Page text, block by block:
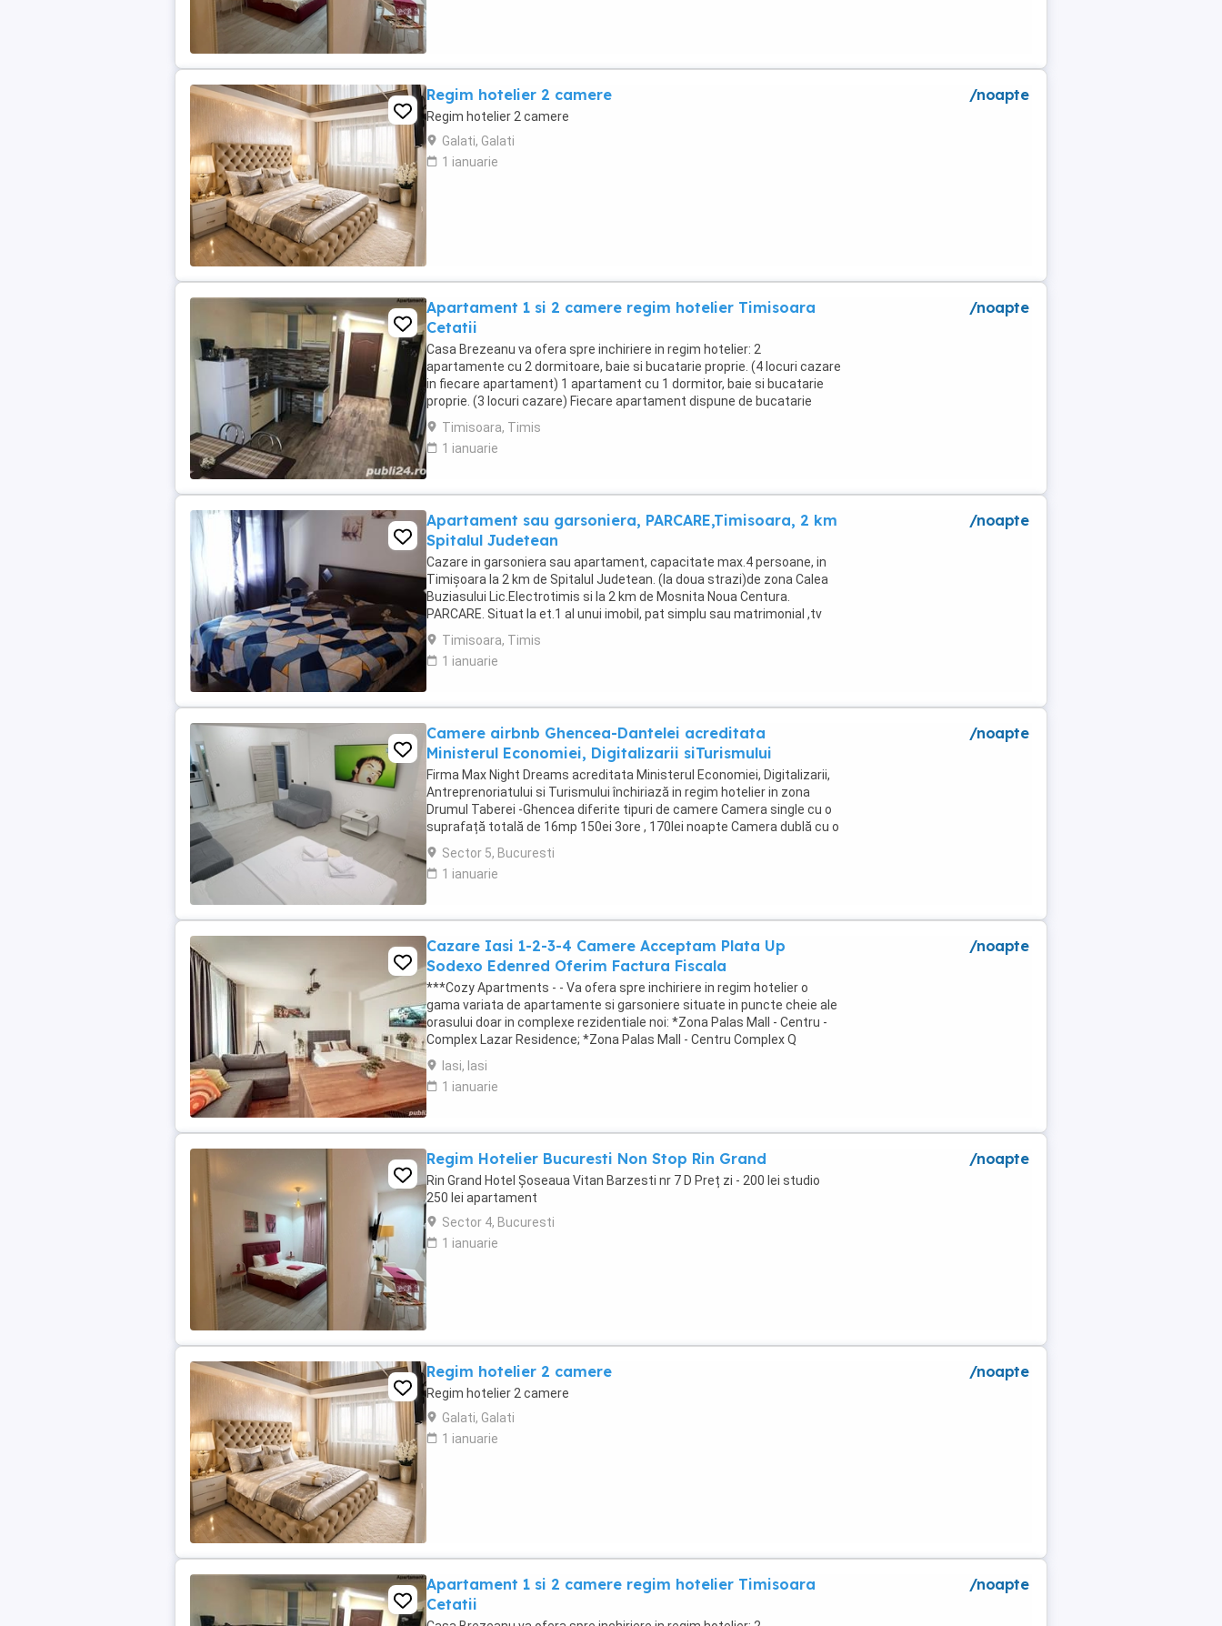
Regim hotelier 2 camere
Regim hotelier 2 camere
Galati, Galati
1 ianuarie
/noapte
Apartament 1 si 2 camere regim hotelier Timisoara
Cetatii
Casa Brezeanu va ofera spre inchiriere in regim hotelier: 2
apartamente cu 2 dormitoare, baie si bucatarie proprie. (4 locuri cazare
in fiecare apartament) 1 apartament cu 1 dormitor, baie si bucatarie
proprie. (3 locuri cazare) Fiecare apartament dispune de bucatarie
complet utilata,baie cu cabina ...
Timisoara, Timis
1 ianuarie
/noapte
Apartament sau garsoniera, PARCARE,Timisoara, 2 km
Spitalul Judetean
Cazare in garsoniera sau apartament, capacitate max.4 persoane, in
Timișoara la 2 km de Spitalul Judetean. (la doua strazi)de zona Calea
Buziasului Lic.Electrotimis si la 2 km de Mosnita Noua Centura.
PARCARE. Situat la et.1 al unui imobil, pat simplu sau matrimonial ,tv
+wifi , frigider, mașină spălat, ...
Timisoara, Timis
1 ianuarie
/noapte
Camere airbnb Ghencea-Dantelei acreditata
Ministerul Economiei, Digitalizarii siTurismului
Firma Max Night Dreams acreditata Ministerul Economiei, Digitalizarii,
Antreprenoriatului si Turismului închiriază in regim hotelier in zona
Drumul Taberei -Ghencea diferite tipuri de camere Camera single cu o
suprafață totală de 16mp 150ei 3ore , 170lei noapte Camera dublă cu o
suprafață totală de ...
Sector 5, Bucuresti
1 ianuarie
/noapte
Cazare Iasi 1-2-3-4 Camere Acceptam Plata Up
Sodexo Edenred Oferim Factura Fiscala
***Cozy Apartments - - Va ofera spre inchiriere in regim hotelier o
gama variata de apartamente si garsoniere situate in puncte cheie ale
orasului doar in complexe rezidentiale noi: *Zona Palas Mall - Centru -
Complex Lazar Residence; *Zona Palas Mall - Centru Complex Q
Residence; *Zona Palas Mall - ...
Iasi, Iasi
1 ianuarie
/noapte
Regim Hotelier Bucuresti Non Stop Rin Grand
Rin Grand Hotel Șoseaua Vitan Barzesti nr 7 D Preț zi - 200 lei studio
250 lei apartament
Sector 4, Bucuresti
1 ianuarie
/noapte
Regim hotelier 2 camere
Regim hotelier 2 camere
Galati, Galati
1 ianuarie
/noapte
Apartament 1 si 2 camere regim hotelier Timisoara
Cetatii
/noapte